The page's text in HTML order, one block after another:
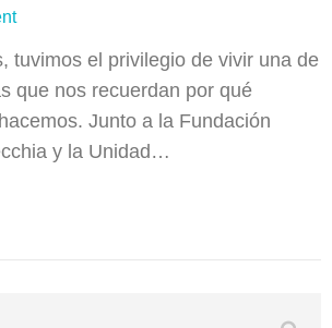
tuvimos el privilegio de vivir una de
que nos recuerdan por qué
Junto a la Fundación
y la Unidad…